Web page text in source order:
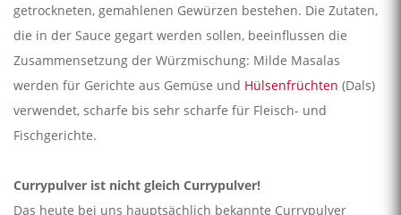
getrockneten, gemahlenen Gewürzen bestehen. Die Zutaten,
die in der Sauce gegart werden sollen, beeinflussen die
Zusammensetzung der Würzmischung: Milde Masalas
werden für Gerichte aus Gemüse und Hülsenfrüchten (Dals)
verwendet, scharfe bis sehr scharfe für Fleisch- und
Fischgerichte.
Currypulver ist nicht gleich Currypulver!
Das heute bei uns hauptsächlich bekannte Currypulver